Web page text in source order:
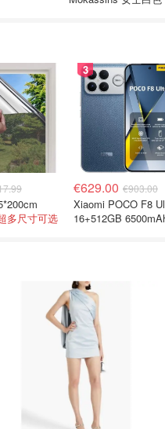
多尺寸可选
3
€629.00 €903.00
Xiaomi POCO F8
16+512GB